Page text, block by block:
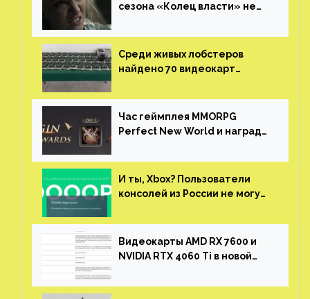
сезона «Колец власти» не
Среди живых лобстеров
найдено 70 видеокарт
китайской таможни
Час геймплея MMORPG
Perfect New World и награды
И ты, Xbox? Пользователи
консолей из России не могут
Видеокарты AMD RX 7600 и
NVIDIA RTX 4060 Ti в новой